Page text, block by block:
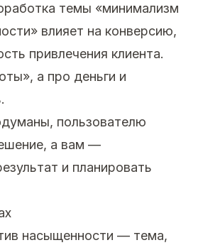
темы «минимализм
влияет на конверсию,
привлечения клиента.
а про деньги и
пользователю
а вам —
и планировать
насыщенности — тема,